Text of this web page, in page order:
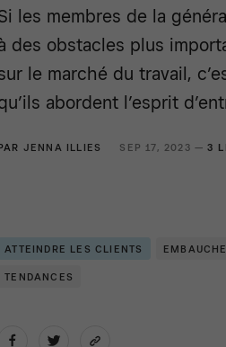
les membres de la
des obstacles plus
le marché du travail,
abordent l’esprit
JENNA ILLIES SEP 17, 2023 —3
ATTEINDRE LES CLIENTS EMBAUCHE
TENDANCES